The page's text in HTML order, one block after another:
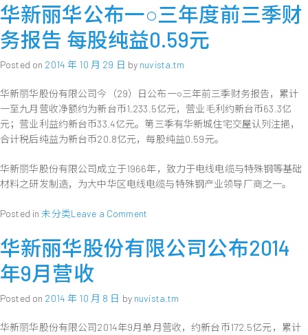
新
篇
章
收
丽
华
股
份
限
公
司
公
2014
年
月
收
华新丽华公布一○三年度前三季财
务报告 每股纯益0.59元
Posted on 2014 年 10 月 29 日 by nuvista.tm
华新丽华股份有限公司今（29）日公布一○三年前三季财务报告，累计
一至九月营收净额约为新台币1,233.5亿元，营业毛利约新台币63.3亿
元；营业利益约新台币33.4亿元。第三季有华新城住宅交屋认列注挹，
合计税后纯益为新台币20.8亿元，每股纯益0.59元。
华新丽华股份有限公司成立于1966年，致力于电线电缆与特殊钢等基础
材料之研发制造，为大中华区电线电缆与特殊钢产业领导厂商之一。
Posted in未分类Leave a Commenton
新
丽
布
○
华新丽华股份有限公司公布2014
年9月营收
Posted on 2014 年 10 月 8 日 by nuvista.tm
华新丽华股份有限公司2014年9月单月营收，约新台币172.5亿元，累计